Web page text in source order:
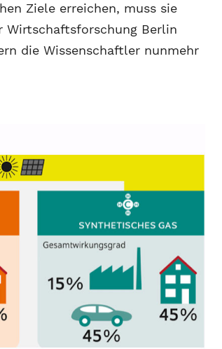
Ziele erreichen, muss sie
Wirtschaftsforschung Berlin
die Wissenschaftler nunmehr